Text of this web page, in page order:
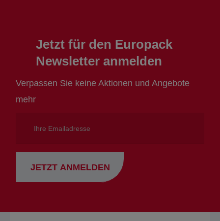
Jetzt für den Europack
Newsletter anmelden
Verpassen Sie keine Aktionen und Angebote
mehr
Emailadresse
JETZT ANMELDEN